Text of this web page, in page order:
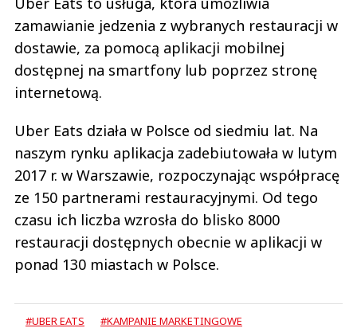
zamawianie jedzenia z wybranych restauracji w
dostawie, za pomocą aplikacji mobilnej
dostępnej na smartfony lub poprzez stronę
internetową.
Uber Eats działa w Polsce od siedmiu lat. Na
naszym rynku aplikacja zadebiutowała w lutym
2017 r. w Warszawie, rozpoczynając współpracę
ze 150 partnerami restauracyjnymi. Od tego
czasu ich liczba wzrosła do blisko 8000
restauracji dostępnych obecnie w aplikacji w
ponad 130 miastach w Polsce.
#UBER EATS
#KAMPANIE MARKETINGOWE